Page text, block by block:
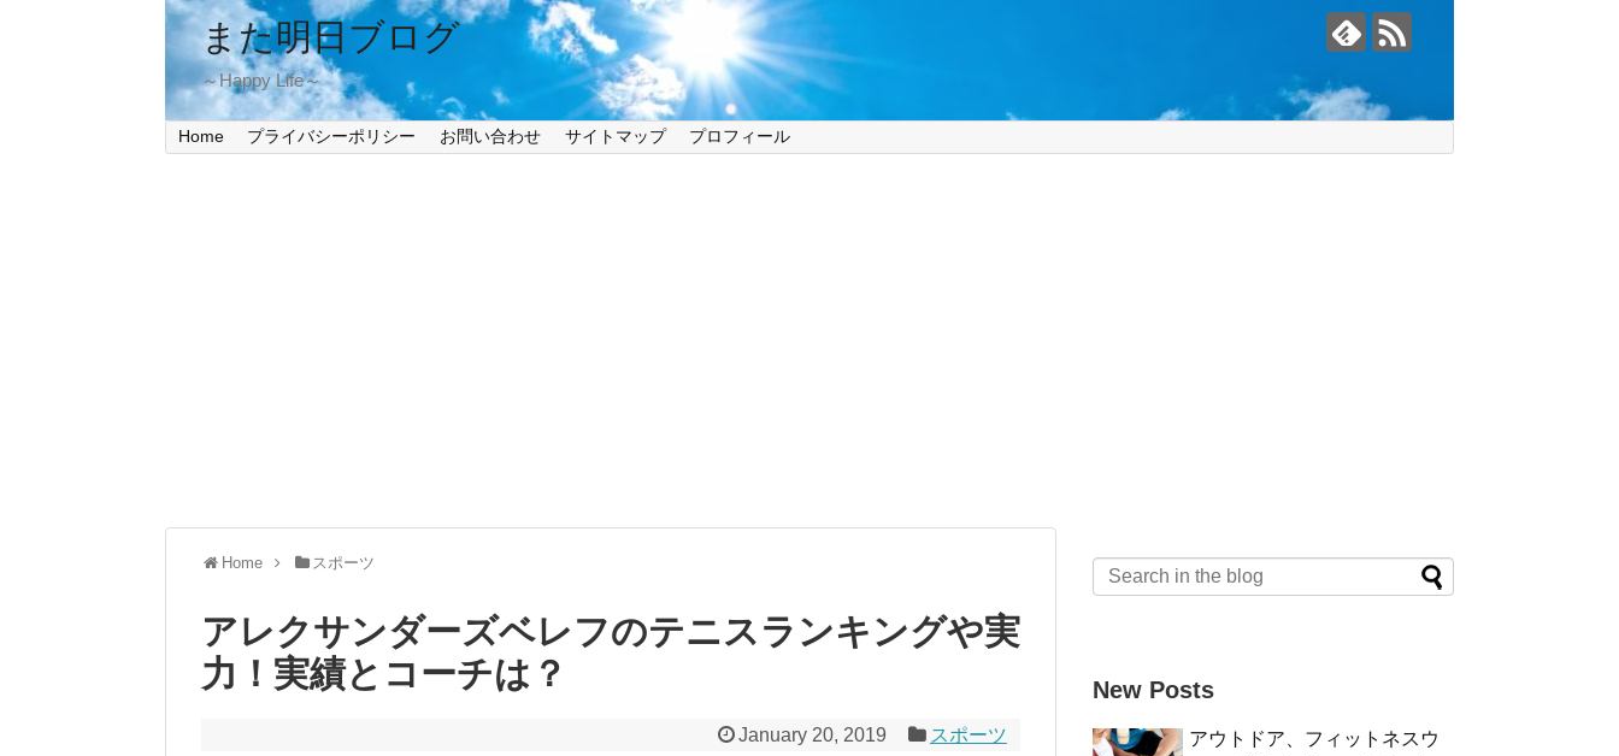
また明日ブログ
～Happy Life～
Home プライバシーポリシー お問い合わせ サイトマップ プロフィール
Home スポーツ
アレクサンダーズベレフのテニスランキングや実
力！実績とコーチは？
January 20, 2019 スポーツ
New Posts
アウトドア、フィットネスウ